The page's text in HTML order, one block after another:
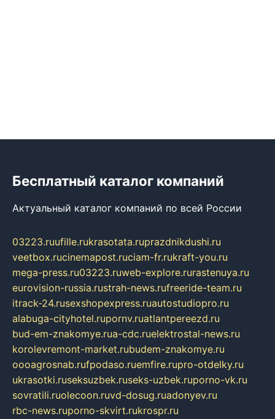
Бесплатный каталог компаний
Актуальный каталог компаний по всей России
03223.ruufille.rukrasotata.ruprazdnikdushi.ru
veetbox.rucinemapost.ruciam-fr.rukraft-you.ru
mega-press.ru03223.ruweb-explore.rurastenuya.ru
eurovision-russia.rustrah-news.rufreeride-team.ru
itrack-24.rusexshopexpress.ruautostudiopro.ru
alabuga-cityhotel.rupornv.ruatlantpereezd.ru
bud-em-znakomye.rua-cdc.ruelektrostal-news.ru
korolevremont-market.rubudem-znakomye.ru
oooagrosnab.rufpodaso.ruemfire.rupro-otdelky.ru
ukrasotki.ruseksuzbek.ruseks-uzbek.ruporno-vk.ru
sovratili.ruolecoon.ruvd-dosug.ruadonyev.ru
rbc-news.ruporno-skvirt.rukrospr.ru